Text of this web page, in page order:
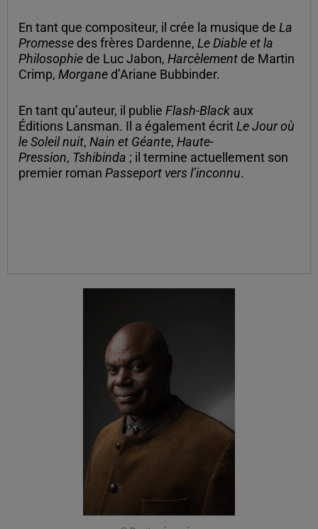
En tant que compositeur, il crée la musique de La
Promesse des frères Dardenne, Le Diable et la
Philosophie de Luc Jabon, Harcèlement de Martin
Crimp, Morgane d’Ariane Bubbinder.
En tant qu’auteur, il publie Flash-Black aux
Éditions Lansman. Il a également écritLe Jour où
le Soleil nuit, Nain et Géante, Haute-
Pression, Tshibinda ; il termine actuellement son
premier roman Passeport vers l’inconnu.